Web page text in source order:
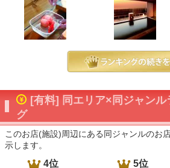
[有料] 同エリア×同ジャンル
グ
このお店(施設)周辺にある同ジャンルのお
示します。
4位 5位